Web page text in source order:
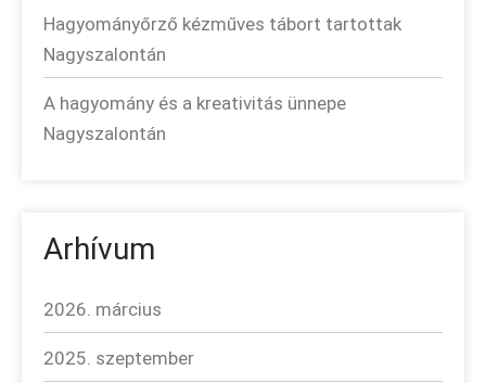
Hagyományőrző kézműves tábort tartottak
Nagyszalontán
A hagyomány és a kreativitás ünnepe
Nagyszalontán
Arhívum
2026. március
2025. szeptember